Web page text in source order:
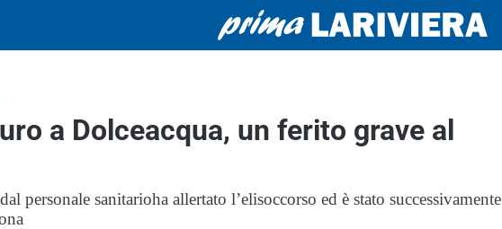
a Dolceacqua, un ferito grave al
personale sanitarioha allertato l’elisoccorso ed è stato successivamente